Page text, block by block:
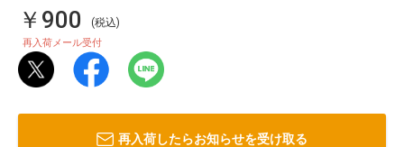
￥900 (税込)
再入荷メール受付
再入荷したらお知らせを受け取る